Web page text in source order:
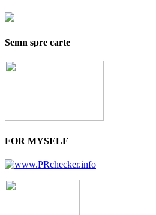
Semn spre carte
FOR MYSELF